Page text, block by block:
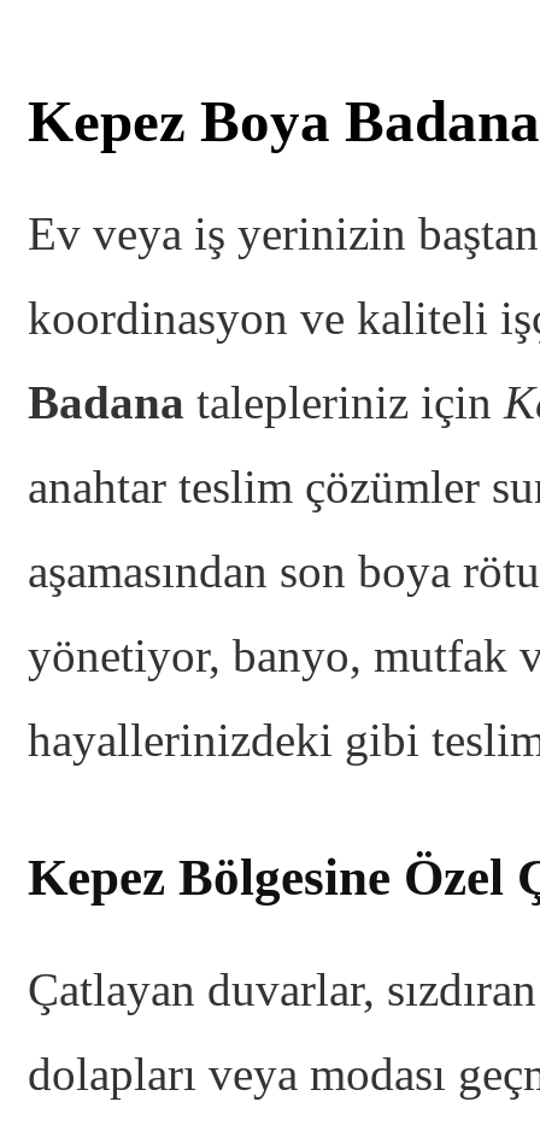
Kepez Boya Badana
Ev veya iş yerinizin
koordinasyon ve kaliteli
Badana talepleriniz için
anahtar teslim çözümler
aşamasından son boya
yönetiyor, banyo, mutfak
hayallerinizdeki gibi
Kepez Bölgesine Özel
Çatlayan duvarlar,
dolapları veya modası